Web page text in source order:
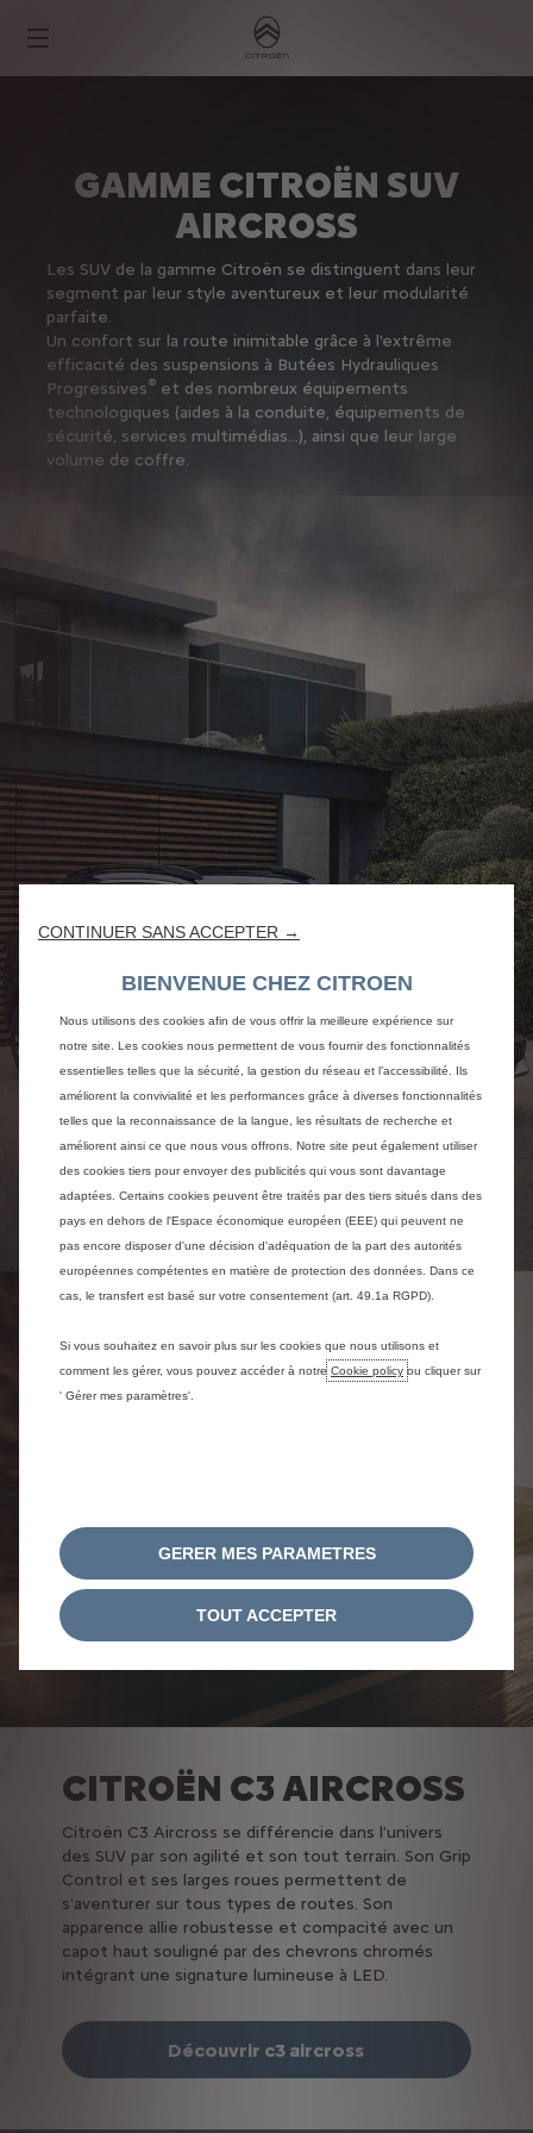
GAMME CITROËN SUV
AIRCROSS
Les SUV de la gamme Citroën se distinguent dans leur
segment par leur style aventureux et leur modularité
parfaite.
Un confort sur la route inimitable grâce à l'extrême
efficacité des suspensions à Butées Hydrauliques
Progressives® et des nombreux équipements
technologiques (aides à la conduite, équipements de
sécurité, services multimédias…), ainsi que leur large
volume de coffre.
CITROËN C3 AIRCROSS
Citroën C3 Aircross se différencie dans l’univers
des SUV par son agilité et son tout terrain. Son Grip
Control et ses larges roues permettent de
s'aventurer sur tous types de routes. Son
apparence allie robustesse et compacité avec un
capot haut souligné par des chevrons chromés
intégrant une signature lumineuse à LED.
Découvrir c3 aircross
CONTINUER SANS ACCEPTER →
BIENVENUE CHEZ CITROEN
Nous utilisons des cookies afin de vous offrir la meilleure expérience sur
notre site. Les cookies nous permettent de vous fournir des fonctionnalités
essentielles telles que la sécurité, la gestion du réseau et l’accessibilité. Ils
améliorent la convivialité et les performances grâce à diverses fonctionnalités
telles que la reconnaissance de la langue, les résultats de recherche et
améliorent ainsi ce que nous vous offrons. Notre site peut également utiliser
des cookies tiers pour envoyer des publicités qui vous sont davantage
adaptées. Certains cookies peuvent être traités par des tiers situés dans des
pays en dehors de l'Espace économique européen (EEE) qui peuvent ne
pas encore disposer d'une décision d'adéquation de la part des autorités
européennes compétentes en matière de protection des données. Dans ce
cas, le transfert est basé sur votre consentement (art. 49.1a RGPD).
Si vous souhaitez en savoir plus sur les cookies que nous utilisons et
comment les gérer, vous pouvez accéder à notre Cookie policy ou cliquer sur
' Gérer mes paramètres'.
GERER MES PARAMETRES
TOUT ACCEPTER